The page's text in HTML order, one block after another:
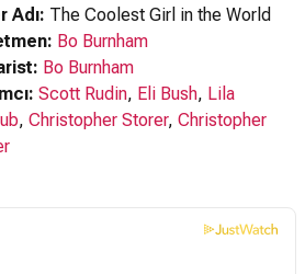
Adı: The Coolest Girl in the World
Bo Burnham
Bo Burnham
Scott Rudin, Eli Bush, Lila
, Christopher Storer, Christopher